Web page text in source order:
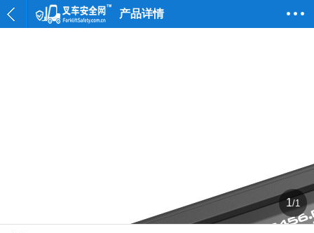
产品详情
1/1